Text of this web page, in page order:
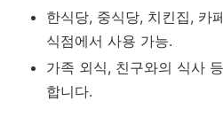
한식당, 중식당, 치킨집, 카
식점에서 사용 가능.
가족 외식, 친구와의 식사
합니다.